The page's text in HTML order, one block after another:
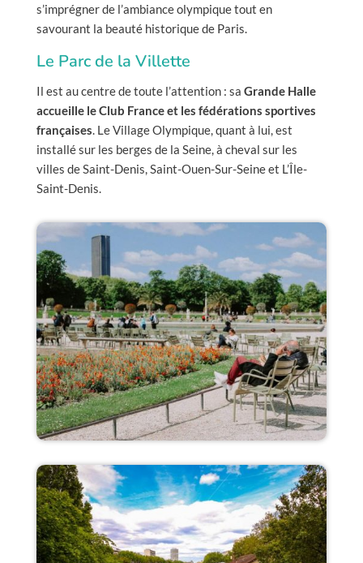
s’imprégner de l’ambiance olympique tout en
savourant la beauté historique de Paris.
Le Parc de la Villette
Il est au centre de toute l’attention : sa Grande Halle
accueille le Club France et les fédérations sportives
françaises. Le Village Olympique, quant à lui, est
installé sur les berges de la Seine, à cheval sur les
villes de Saint-Denis, Saint-Ouen-Sur-Seine et L’Île-
Saint-Denis.